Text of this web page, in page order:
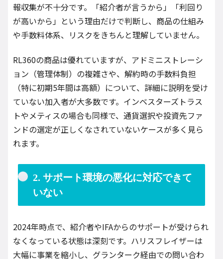
報収集が不十分です。「紹介者が言うから」「利回り
が高いから」という理由だけで判断し、商品の仕組み
や手数料体系、リスクをきちんと理解していません。
RL360の商品は優れていますが、アドミニストレーシ
ョン（管理体制）の複雑さや、解約時の手数料負担
（特に初期5年間は高額）について、詳細に説明を受け
ていない加入者が大多数です。インベスターズトラス
トやメティスの場合も同様で、通貨選択や投資先ファ
ンドの選定が正しくなされていないケースが多く見ら
れます。
2. サポート環境の悪化に対応できて
いない
2024年時点で、紹介者やIFAからのサポートが受けられ
なくなっている状態は深刻です。ハリスフレイザーは
大幅に事業を縮小し、グランターク経由での問い合わ